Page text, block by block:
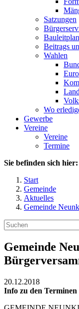
Satzungen
Beitrags
Wahlen
Wo
Gewerbe
Vereine
Vereine
Termine
Sie befinden sich hier:
Start
Gemeinde
Aktuelles
Gemeinde
Gemeinde
20.12.2018
Info zu den